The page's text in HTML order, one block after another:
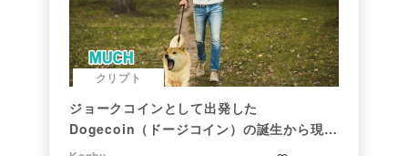
クリプト
ジョークコインとして出発した
Dogecoin（ドージコイン）の誕生から現在
まで。注目される非証券性🐶